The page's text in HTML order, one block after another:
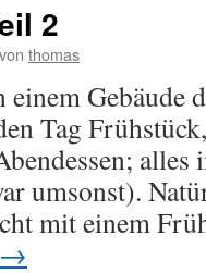
2
von thomas
Gebäude
Tag
umsonst).
mit einem
→